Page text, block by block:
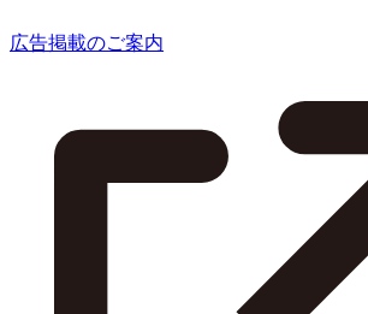
広告掲載のご案内